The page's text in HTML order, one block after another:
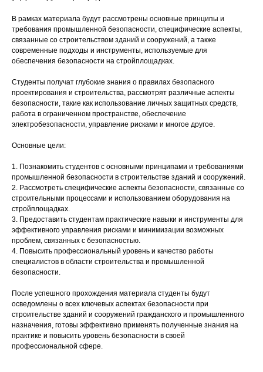
В рамках материала будут рассмотрены основные принципы и
требования промышленной безопасности, специфические аспекты,
связанные со строительством зданий и сооружений, а также
современные подходы и инструменты, используемые для
обеспечения безопасности на стройплощадках.
Студенты получат глубокие знания о правилах безопасного
проектирования и строительства, рассмотрят различные аспекты
безопасности, такие как использование личных защитных средств,
работа в ограниченном пространстве, обеспечение
электробезопасности, управление рисками и многое другое.
Основные цели:
1. Познакомить студентов с основными принципами и требованиями
промышленной безопасности в строительстве зданий и сооружений.
2. Рассмотреть специфические аспекты безопасности, связанные со
строительными процессами и использованием оборудования на
стройплощадках.
3. Предоставить студентам практические навыки и инструменты для
эффективного управления рисками и минимизации возможных
проблем, связанных с безопасностью.
4. Повысить профессиональный уровень и качество работы
специалистов в области строительства и промышленной
безопасности.
После успешного прохождения материала студенты будут
осведомлены о всех ключевых аспектах безопасности при
строительстве зданий и сооружений гражданского и промышленного
назначения, готовы эффективно применять полученные знания на
практике и повысить уровень безопасности в своей
профессиональной сфере.